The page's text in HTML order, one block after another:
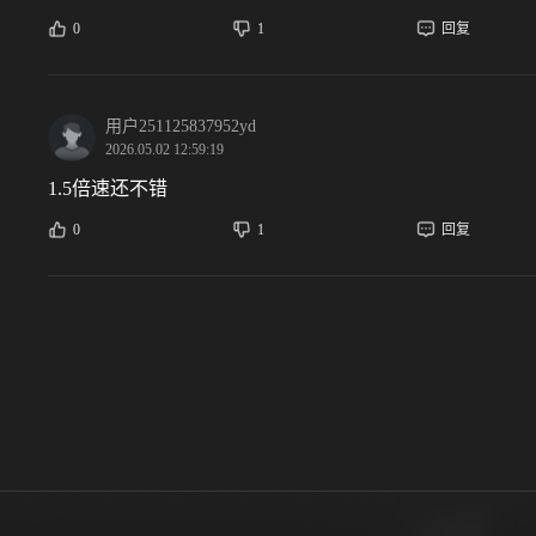
0 1 回复
用户251125837952yd
2026.05.02 12:59:19
1.5倍速还不错
0 1 回复